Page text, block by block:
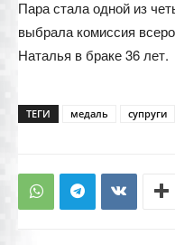
Пара стала одной из
выбрала комиссия
Наталья в браке 36 лет.
ТЕГИ медаль супруги